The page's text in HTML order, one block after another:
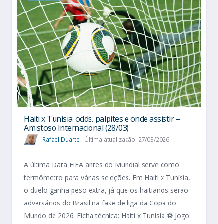
Haiti x Tunísia: odds, palpites e onde assistir –
Amistoso Internacional (28/03)
Rafael Duarte Última atualização: 27/03/2026
A última Data FIFA antes do Mundial serve como
termômetro para várias seleções. Em Haiti x Tunísia,
o duelo ganha peso extra, já que os haitianos serão
adversários do Brasil na fase de liga da Copa do
Mundo de 2026. Ficha técnica: Haiti x Tunísia ⚽ Jogo: